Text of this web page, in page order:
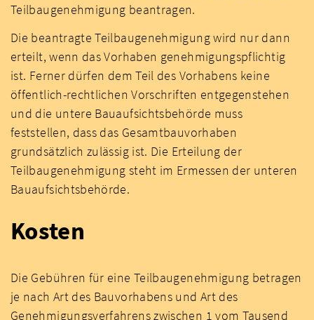
Teilbaugenehmigung beantragen.
Die beantragte Teilbaugenehmigung wird nur dann
erteilt, wenn das Vorhaben genehmigungspflichtig
ist. Ferner dürfen dem Teil des Vorhabens keine
öffentlich-rechtlichen Vorschriften entgegenstehen
und die untere Bauaufsichtsbehörde muss
feststellen, dass das Gesamtbauvorhaben
grundsätzlich zulässig ist. Die Erteilung der
Teilbaugenehmigung steht im Ermessen der unteren
Bauaufsichtsbehörde.
Kosten
Die Gebühren für eine Teilbaugenehmigung betragen
je nach Art des Bauvorhabens und Art des
Genehmigungsverfahrens zwischen 1 vom Tausend